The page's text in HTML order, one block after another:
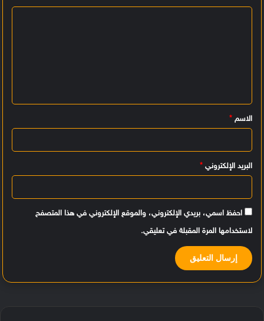
ي
ق
الاسم *
البريد الإلكتروني *
احفظ اسمي، بريدي الإلكتروني، والموقع الإلكتروني في هذا المتصفح
لاستخدامها المرة المقبلة في تعليقي.